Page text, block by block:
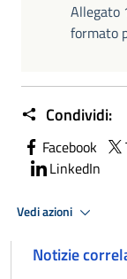
Allegato
formato
Condividi:
Facebook
LinkedIn
Vedi azioni
Notizie